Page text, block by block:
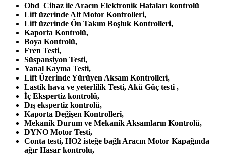
Obd Cihaz ile Aracın Elektronik Hataları kontrolü
Lift üzerinde Alt Motor Kontrolleri,
Lift üzerinde Ön Takım Boşluk Kontrolleri,
Kaporta Kontrolü,
Boya Kontrolü,
Fren Testi,
Süspansiyon Testi,
Yanal Kayma Testi,
Lift Üzerinde Yürüyen Aksam Kontrolleri,
Lastik hava ve yeterlilik Testi, Akü Güç testi ,
İç Ekspertiz kontrolü,
Dış ekspertiz kontrolü,
Kaporta Değişen Kontrolleri,
Mekanik Durum ve Mekanik Aksamların Kontrolü,
DYNO Motor Testi,
Conta testi, HO2 isteğe bağlı Aracın Motor Kapağında
ağır Hasar kontrolu,